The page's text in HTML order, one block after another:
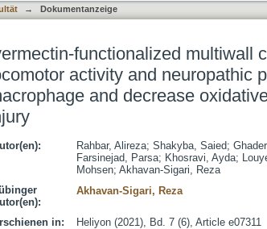
→ Dokumentanzeige
functionalized multiwall
activity and neuropathic
and decrease
Rahbar, Alireza; Shakyba, Saied;
Farsinejad, Parsa; Khosravi, Ayda;
Mohsen; Akhavan-Sigari, Reza
Akhavan-Sigari, Reza
in:
Heliyon (2021), Bd. 7 (6), Article e07311